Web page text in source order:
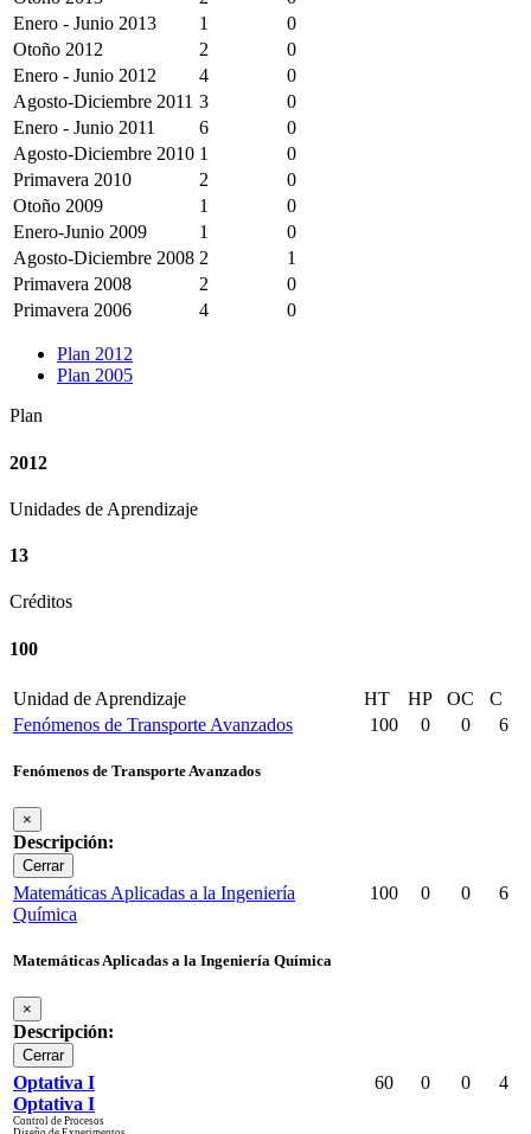
Enero - Junio 2013
1
0
Otoño 2012
2
0
Enero - Junio 2012
4
0
Agosto-Diciembre 2011 3
0
Enero - Junio 2011
6
0
Agosto-Diciembre 2010 1
0
Primavera 2010
2
0
Otoño 2009
1
0
Enero-Junio 2009
1
0
Agosto-Diciembre 2008 2
1
Primavera 2008
2
0
Primavera 2006
4 0
Plan 2012
Plan 2005
Plan
2012
Unidades de Aprendizaje
13
Créditos
100
Unidad de Aprendizaje HT HP OC
C
Fenómenos de Transporte Avanzados
Fenómenos de Transporte Avanzados
×
Descripción:
Cerrar
100 0 0 6
Matemáticas Aplicadas a la Ingeniería
Química
Matemáticas Aplicadas a la Ingeniería Química
×
Descripción:
Cerrar
100 0 0 6
Optativa I
Optativa I
Control de Procesos
60 0 0 4